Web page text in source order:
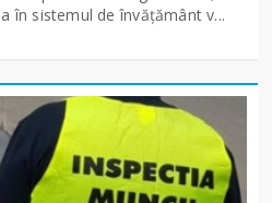
în sistemul de învățământ v...